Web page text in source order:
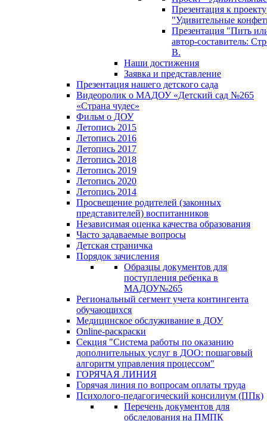
Презентация к проекту
"Удивительные
Презентация "Пить
автор-составитель:
В.
Наши достижения
Заявка и представление
Презентация нашего детского сада
Видеоролик о МАДОУ «Детский сад №265
«Страна чудес»
Фильм о ДОУ
Летопись 2015
Летопись 2016
Летопись 2017
Летопись 2018
Летопись 2019
Летопись 2020
Летопись 2014
Просвещение родителей (законных
представителей) воспитанников
Независимая оценка качества образования
Часто задаваемые вопросы
Детская страничка
Порядок зачисления
Образцы документов для
поступления ребенка в
МАДОУ№265
Региональный сегмент учета контингента
обучающихся
Медицинское обслуживание в ДОУ
Online-раскраски
Секция "Система работы по оказанию
дополнительных услуг в ДОО: пошаговый
алгоритм управления процессом"
ГОРЯЧАЯ ЛИНИЯ
Горячая линия по вопросам оплаты труда
Психолого-педагогический консилиум (ППк)
Перечень документов для
обследования на ПМПК